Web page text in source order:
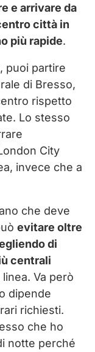
e arrivare da
città in
più rapide.
puoi partire
di Bresso,
rispetto
Lo stesso
City
invece che a
che deve
evitare oltre
di
centrali
Va però
dipende
richiesti.
che ho
notte perché